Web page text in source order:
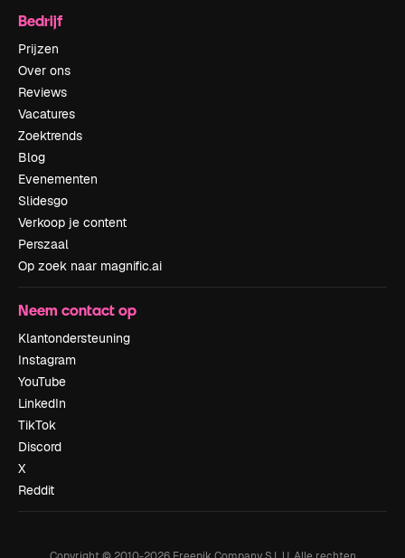
Bedrijf
Prijzen
Over ons
Reviews
Vacatures
Zoektrends
Blog
Evenementen
Slidesgo
Verkoop je content
Perszaal
Op zoek naar magnific.ai
Neem contact op
Klantondersteuning
Instagram
YouTube
LinkedIn
TikTok
Discord
X
Reddit